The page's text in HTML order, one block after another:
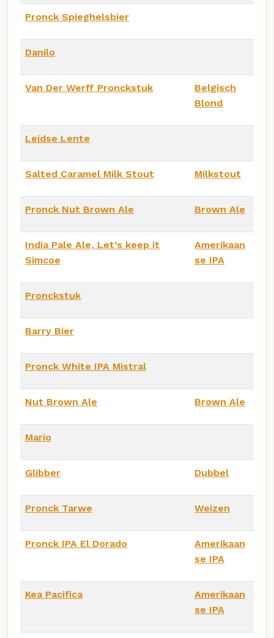
Pronck Spieghelsbier
Danilo
Van Der Werff Pronckstuk
Belgisch
Blond
Leidse Lente
Salted Caramel Milk Stout Milkstout
Pronck Nut Brown Ale Brown Ale
India Pale Ale, Let’s keep it
Simcoe
Amerikaan
se IPA
Pronckstuk
Barry Bier
Pronck White IPA Mistral
Nut Brown Ale Brown Ale
Mario
Glibber Dubbel
Pronck Tarwe Weizen
Pronck IPA El Dorado
Amerikaan
se IPA
Kea Pacifica
Amerikaan
se IPA